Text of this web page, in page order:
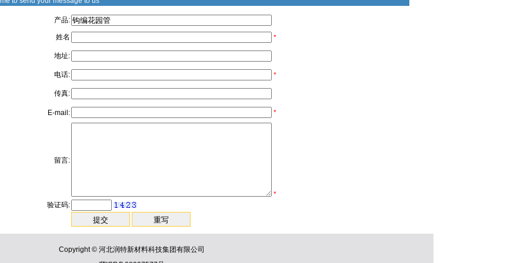
产品:
姓名 *
地址:
电话: *
传真:
E-mail: *
留言:
*
验证码:
Copyright © 河北润特新材料科技集团有限公司